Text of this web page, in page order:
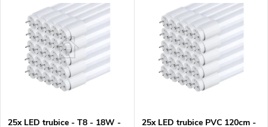
Abecedně
s
25x LED trubice - T8 - 18W -
25x LED trubice PVC 120cm -